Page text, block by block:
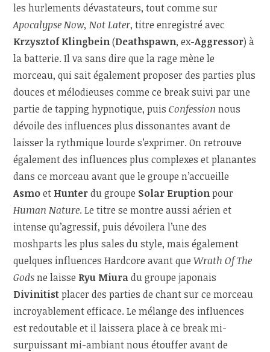
les hurlements dévastateurs, tout comme sur
Apocalypse Now, Not Later, titre enregistré avec
Krzysztof Klingbein(Deathspawn, ex-Aggressor) à
la batterie. Il va sans dire que la rage mène le
morceau, qui sait également proposer des parties plus
douces et mélodieuses comme ce break suivi par une
partie de tapping hypnotique, puisConfession nous
dévoile des influences plus dissonantes avant de
laisser la rythmique lourde s’exprimer. On retrouve
également des influences plus complexes et planantes
dans ce morceau avant que le groupe n’accueille
Asmoet Hunterdu groupe Solar Eruptionpour
Human Nature. Le titre se montre aussi aérien et
intense qu’agressif, puis dévoilera l’une des
moshparts les plus sales du style, mais également
quelques influences Hardcore avant queWrath Of The
Godsne laisse Ryu Miuradu groupe japonais
Divinitistplacer des parties de chant sur ce morceau
incroyablement efficace. Le mélange des influences
est redoutable et il laissera place à ce break mi-
surpuissant mi-ambiant nous étouffer avant de